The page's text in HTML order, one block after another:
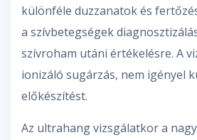
különféle duzzanatok és
a szívbetegségek
szívroham utáni értékelésre. A
ionizáló sugárzás, nem igényel
előkészítést.
Az ultrahang vizsgálatkor a